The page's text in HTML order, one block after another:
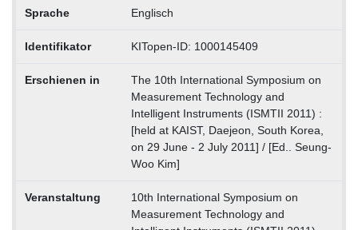
Sprache Englisch
Identifikator KITopen-ID: 1000145409
Erschienen in
The 10th International Symposium on
Measurement Technology and
Intelligent Instruments (ISMTII 2011) :
[held at KAIST, Daejeon, South Korea,
on 29 June - 2 July 2011] / [Ed.. Seung-
Woo Kim]
Veranstaltung
10th International Symposium on
Measurement Technology and